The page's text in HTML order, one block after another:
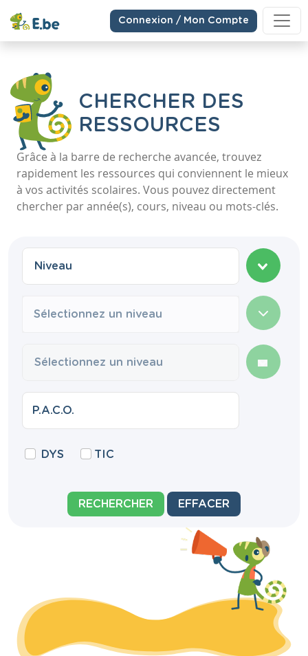
Connexion / Mon Compte
CHERCHER DES
RESSOURCES
Grâce à la barre de recherche avancée, trouvez
rapidement les ressources qui conviennent le mieux
à vos activités scolaires. Vous pouvez directement
chercher par année(s), cours, niveau ou mots-clés.
Sélectionnez un niveau
DYS TIC
RECHERCHER EFFACER